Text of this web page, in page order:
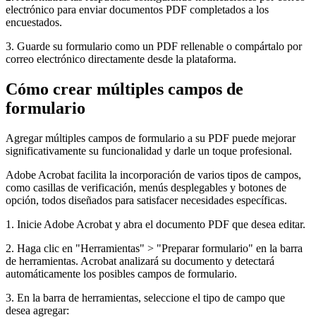
electrónico para enviar documentos PDF completados a los
encuestados.
3. Guarde su formulario como un PDF rellenable o compártalo por
correo electrónico directamente desde la plataforma.
Cómo crear múltiples campos de
formulario
Agregar múltiples campos de formulario a su PDF puede mejorar
significativamente su funcionalidad y darle un toque profesional.
Adobe Acrobat facilita la incorporación de varios tipos de campos,
como casillas de verificación, menús desplegables y botones de
opción, todos diseñados para satisfacer necesidades específicas.
1. Inicie Adobe Acrobat y abra el documento PDF que desea editar.
2. Haga clic en "Herramientas" > "Preparar formulario" en la barra
de herramientas. Acrobat analizará su documento y detectará
automáticamente los posibles campos de formulario.
3. En la barra de herramientas, seleccione el tipo de campo que
desea agregar: